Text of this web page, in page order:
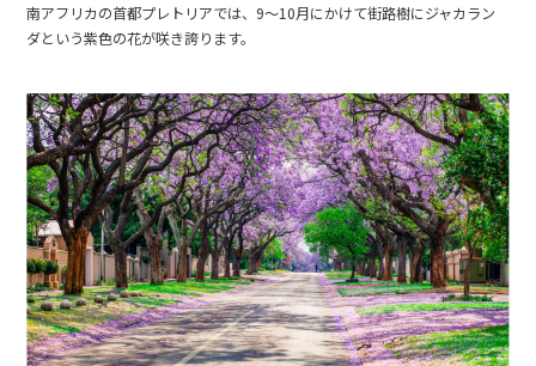
南アフリカの首都プレトリアでは、9～10月にかけて街路樹にジャカラン
ダという紫色の花が咲き誇ります。